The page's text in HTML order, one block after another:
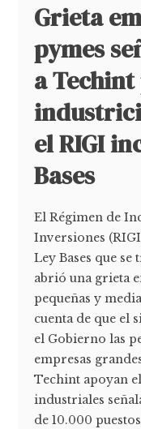
Grieta
pymes
a
el RIGI
Bases
El Régimen de
Inversiones
Ley Bases que
abrió una grieta
pequeñas y
cuenta de que el
el Gobierno las
empresas
Techint apoyan
industriales
de 10.000